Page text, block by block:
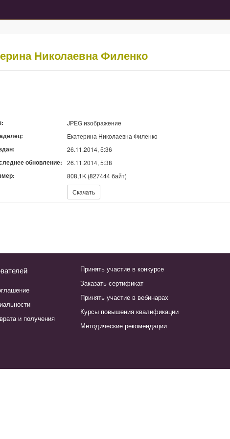
Николаевна Филенко
JPEG изображение
Екатерина Николаевна Филенко
26.11.2014, 5:36
обновление: 26.11.2014, 5:38
808,1K (827444 байт)
Скачать
и получения
Принять участие в конкурсе
Заказать сертификат
Принять участие в вебинарах
Курсы повышения квалификации
Методические рекомендации